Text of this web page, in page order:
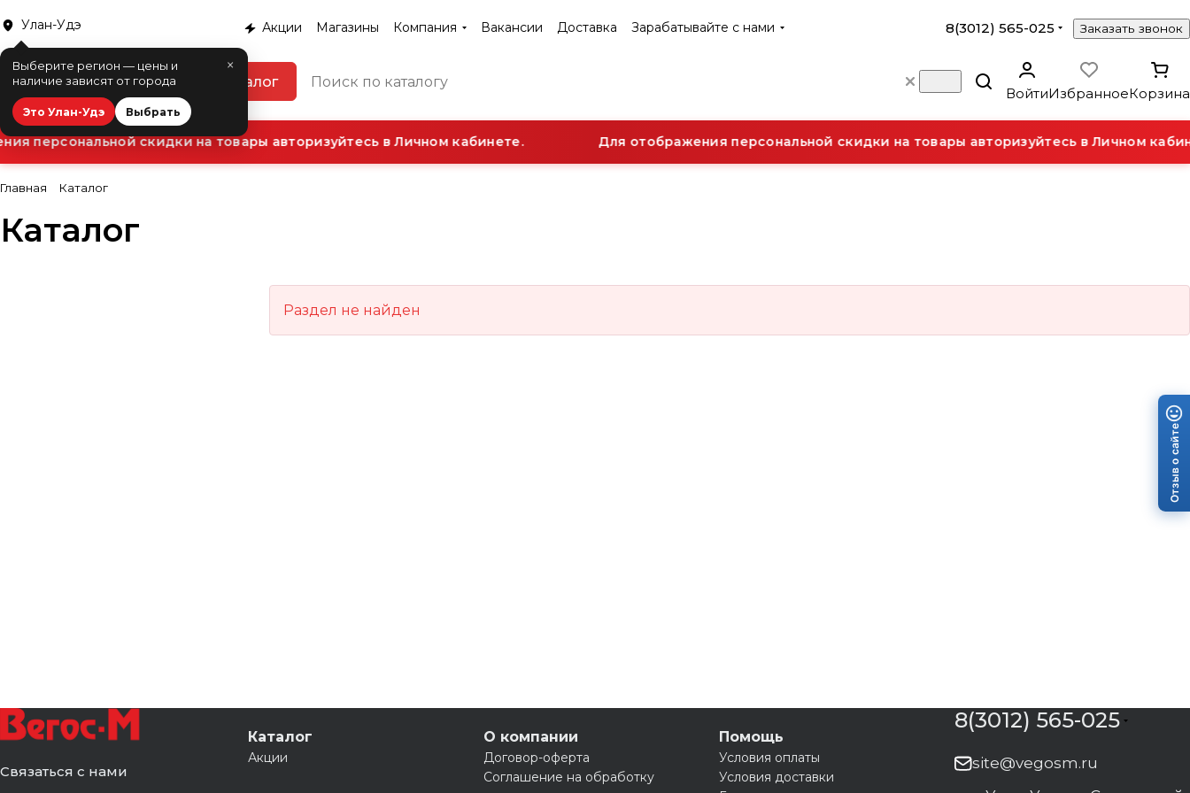
Улан-Удэ
×
Выберите регион — цены и
наличие зависят от города
Это Улан-Удэ Выбрать
Акции Магазины Компания Вакансии Доставка Зарабатывайте с нами 8(3012) 565-025 Заказать звонок
Каталог
ВойтиИзбранноеКорзина
персональной скидки на товары авторизуйтесь в Личном кабинете. Для отображения персональной скидки на товары авторизуйтесь в Личном
Главная Каталог
Каталог
Раздел не найден
Связаться с нами
Каталог
Акции
О компании
Договор-оферта
Соглашение на обработку
Помощь
Условия оплаты
Условия доставки
8(3012) 565-025
site@vegosm.ru
Отзыв о сайте